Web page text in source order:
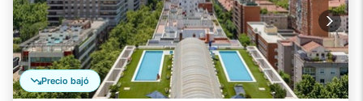
Precio bajó